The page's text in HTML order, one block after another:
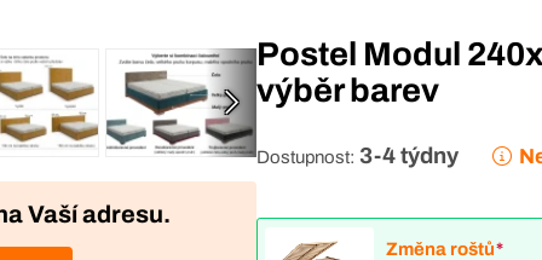
Vaší adresu.
Postel Modul 240x220 cm s úložným prostorem -
výběr barev
Dostupnost: 3-4 týdny
Změna roštů*